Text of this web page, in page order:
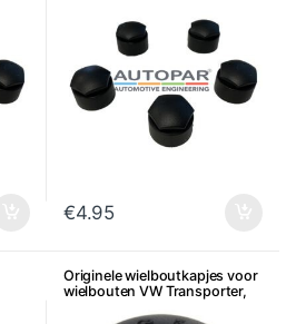
€4.95
Originele wielboutkapjes voor
wielbouten VW Transporter,